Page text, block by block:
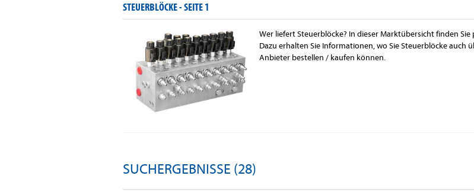
STEUERBLÖCKE -SEITE 1
Wer liefert Steuerblöcke? In dieser Marktübersicht finden
Dazu erhalten Sie Informationen, wo Sie Steuerblöcke auch
Anbieter bestellen / kaufen können.
SUCHERGEBNISSE (28)